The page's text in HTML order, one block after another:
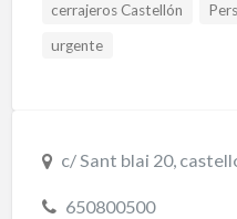
cerrajeros Castellón
urgente
c/ Sant blai 20,
650800500